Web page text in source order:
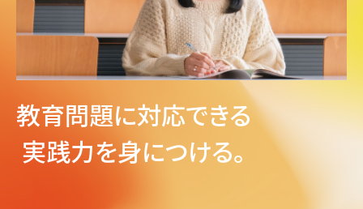
教育問題に対応できる
実践力を身につける。